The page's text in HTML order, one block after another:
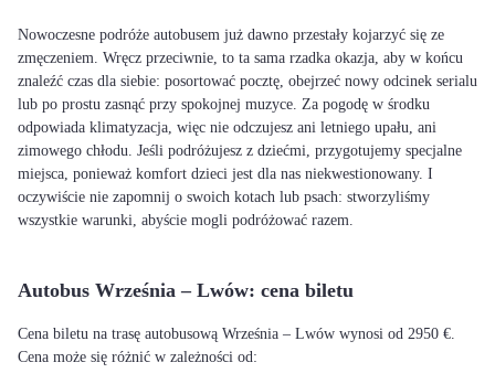
Nowoczesne podróże autobusem już dawno przestały kojarzyć się ze
zmęczeniem. Wręcz przeciwnie, to ta sama rzadka okazja, aby w końcu
znaleźć czas dla siebie: posortować pocztę, obejrzeć nowy odcinek serialu
lub po prostu zasnąć przy spokojnej muzyce. Za pogodę w środku
odpowiada klimatyzacja, więc nie odczujesz ani letniego upału, ani
zimowego chłodu. Jeśli podróżujesz z dziećmi, przygotujemy specjalne
miejsca, ponieważ komfort dzieci jest dla nas niekwestionowany. I
oczywiście nie zapomnij o swoich kotach lub psach: stworzyliśmy
wszystkie warunki, abyście mogli podróżować razem.
Autobus Września – Lwów: cena biletu
Cena biletu na trasę autobusową Września – Lwów wynosi od 2950 €.
Cena może się różnić w zależności od: